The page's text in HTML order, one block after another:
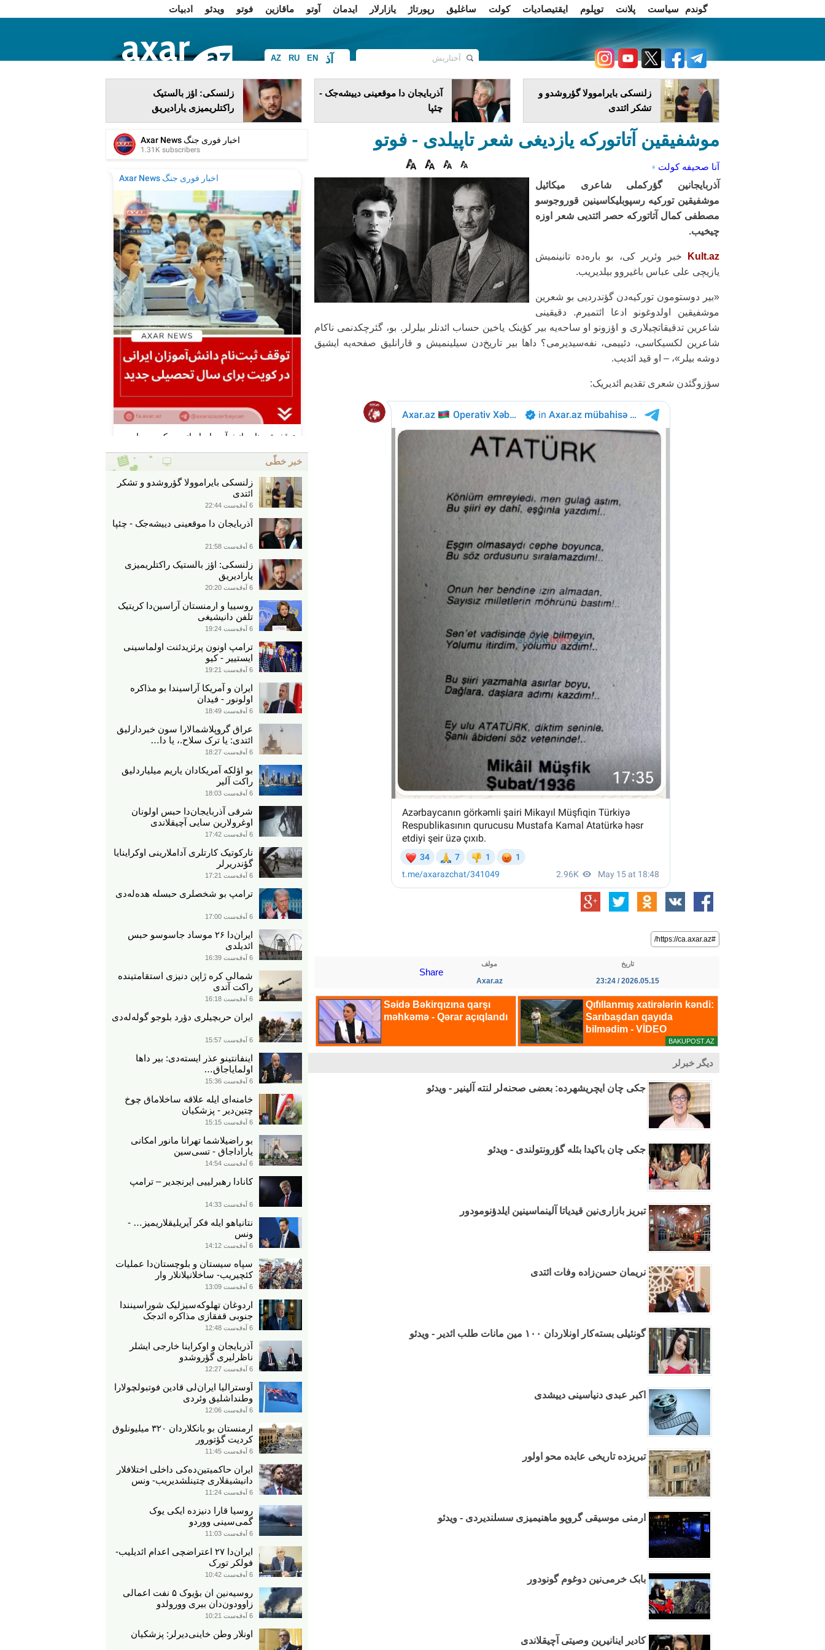
گوندم سیاست پلانت توپلوم ایقتیصادیات کولت ساغلیق رپورتاژ یازارلار ایدمان آوتو ماقازین فوتو ویدئو
ادبیات
AZ RU EN آذ
فا
زلنسکی بایراموولا گؤروشدو و
تشکر ائتدی
آذربایجان دا موقعینی دییشه‌جک -
چئپا
زلنسکی: اؤز بالستیک
راکتلریمیزی یارادیریق
موشفیقین آتاتورکه یازدیغی شعر تاپیلدی - فوتو
آنا صحیفه کولت
آذربایجانین گؤرکملی شاعری میکائیل
موشفیقین تورکیه رسپوبلیکاسینین قوروجوسو
مصطفی کمال آتاتورکه حصر ائتدیی شعر اوزه
چیخیب.
Kult.az
خبر وئریر کی، بو باره‌ده تانینمیش
یازیچی علی عباس باغیروو بیلدیریب.
«بیر دوستومون تورکیه‌دن گؤندردیی بو شعرین
موشفیقین اولدوغونو ادعا ائتمیرم. دقیقینی
شاعرین تدقیقاتچیلاری و اؤزونو او ساحه‌یه بیر کؤینک یاخین حساب ائد‌نلر بیلرلر. بو، گئرچکدنمی ناکام
شاعرین لکسیکاسی، دئییمی، نفه‌سیدیرمی؟ داها بیر تاریخ‌دن سیلینمیش و قارانلیق صفحه‌یه ایشیق
دوشه بیلر»، – او قید ائدیب.
سؤزوگئدن شعری تقدیم ائدیریک:
#https://ca.axar.az/
تاریخ
2026.05.15 / 23:24
مولف
Axar.az
Share
دیگر خبرلر
جکی چان ایچریشهرده: بعضی صحنه‌لر لنته آلینیر - ویدئو
جکی چان باکیدا بئله گؤرونتولندی - ویدئو
تبریز بازاری‌نین قیدیاتا آلینماسینین ایلدؤنومودور
نریمان حسن‌زاده وفات ائتدی
گونئیلی بسته‌کار اونلاردان ۱۰۰ مین مانات طلب ائدیر - ویدئو
اکبر عبدی دنیاسینی دییشدی
تبریزده تاریخی عابده محو اولور
ارمنی موسیقی گروپو ماهنیمیزی سسلندیردی - ویدئو
بابک خرمی‌نین دوغوم گونودور
کادیر اینانیرین وصیتی آچیقلاندی
خبر خطّی
زلنسکی بایراموولا گؤروشدو و تشکر
ائتدی
6 آوقوست 22:44
آذربایجان دا موقعینی دییشه‌جک - چئپا
6 آوقوست 21:58
زلنسکی: اؤز بالستیک راکتلریمیزی
یارادیریق
6 آوقوست 20:20
روسییا و ارمنستان آراسین‌دا کریتیک
تلفن دانیشیغی
6 آوقوست 19:24
ترامپ اونون پرئزیدئنت اولماسینی
ایستییر - کیو
6 آوقوست 19:21
ایران و آمریکا آراسیندا بو مذاکره
اولونور - فیدان
6 آوقوست 18:49
عراق گروپلاشمالارا سون خبردارلیق
ائتدی: یا ترک سلاح.، یا دا…
6 آوقوست 18:27
بو اؤلکه آمریکادان یاریم میلیاردلیق
راکت آلیر
6 آوقوست 18:03
شرقی آذربایجان‌دا حبس اولونان
اوغرولارین سایی آچیقلاندی
6 آوقوست 17:42
نارکوتیک کارتلری آداملارینی اوکراینایا
گؤندریرلر
6 آوقوست 17:21
ترامپ بو شخصلری حبسله هده‌له‌دی
6 آوقوست 17:00
ایران‌دا ۲۶ موساد جاسوسو حبس
ائدیلدی
6 آوقوست 16:39
شمالی کره ژاپن دنیزی استقامتینده
راکت آتدی
6 آوقوست 16:18
ایران حربچیلری دؤرد بلوجو گوله‌له‌دی
6 آوقوست 15:57
اینفانتینو عذر ایسته‌دی: بیر داها
اولمایاجاق…
6 آوقوست 15:36
خامنه‌ای ایله علاقه ساخلاماق چوخ
چتین‌دیر - پزشکیان
6 آوقوست 15:15
بو راضیلاشما تهرانا مانور امکانی
یاراداجاق - تسی‌سین
6 آوقوست 14:54
کانادا رهبرلییی ایرنجدیر – ترامپ
6 آوقوست 14:33
نتانیاهو ایله فکر آیریلیقلاریمیز… -
ونس
6 آوقوست 14:12
سپاه سیستان و بلوچستان‌دا عملیات
کئچیریب- ساخلانیلانلار وار
6 آوقوست 13:09
اردوغان تهلوکه‌سیزلیک شوراسینندا
جنوبی قفقازی مذاکره ائد‌جک
6 آوقوست 12:48
آذربایجان و اوکراینا خارجی ایشلر
ناظرلیری گؤروشدو
6 آوقوست 12:27
آوسترالیا ایران‌لی قادین فوتبولچولارا
وطنداشلیق وئردی
6 آوقوست 12:06
ارمنستان بو بانکلاردان ۳۲۰ میلیونلوق
کردیت گؤتورور
6 آوقوست 11:45
ایران حاکمیتین‌ده‌کی داخلی اختلافلار
دانیشیقلاری چتینلشدیریب- ونس
6 آوقوست 11:24
روسیا قارا دنیزده ایکی یوک
گمی‌سینی ووردو
6 آوقوست 11:03
ایران‌دا ۲۷ اعتراضچی اعدام ائدیلیب-
فولکر تورک
6 آوقوست 10:42
روسیه‌نین ان بؤیوک ۵ نفت اعمالی
زاوودون‌دان بیری وورولدو
6 آوقوست 10:21
اونلار وطن خاینی‌دیرلر: پزشکیان